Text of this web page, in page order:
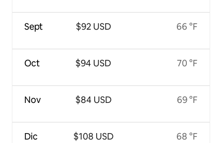
Sept
Oct
Nov
Dic
$92 USD
$94 USD
$84 USD
$108 USD
66 °F
70 °F
69 °F
68 °F